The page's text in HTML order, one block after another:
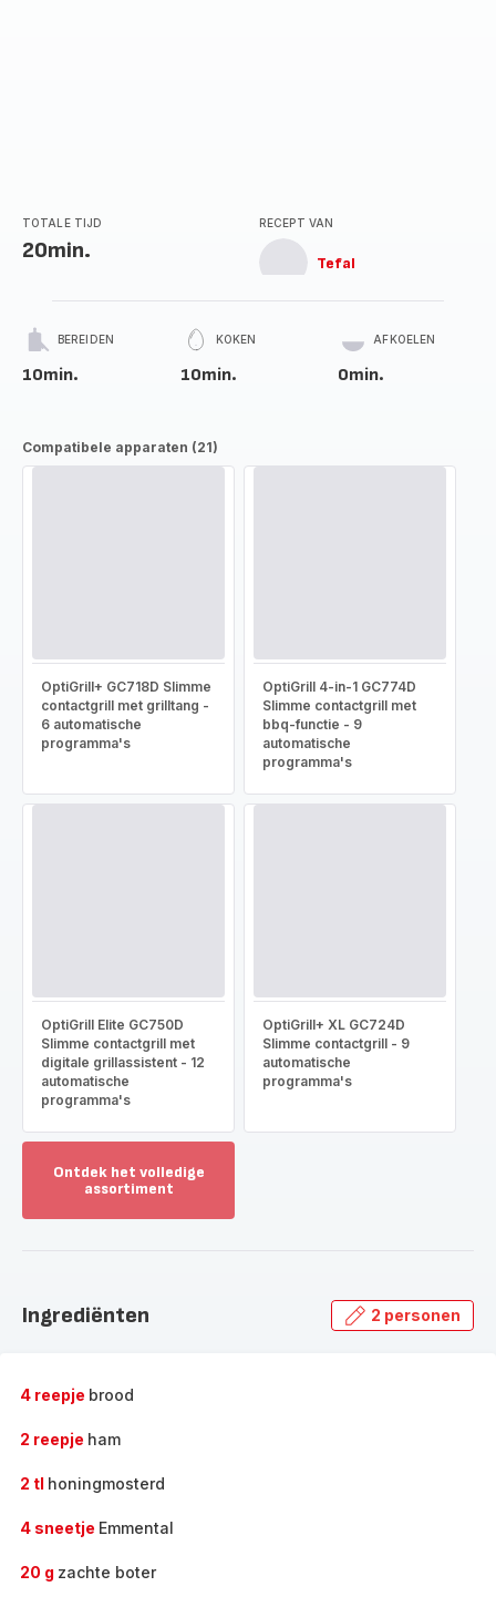
TOTALE TIJD
20min.
RECEPT VAN
Tefal
BEREIDEN
10min.
KOKEN
10min.
AFKOELEN
0min.
Compatibele apparaten (21)
OptiGrill+ GC718D Slimme
contactgrill met grilltang -
6 automatische
programma's
OptiGrill 4-in-1 GC774D
Slimme contactgrill met
bbq-functie - 9
automatische
programma's
OptiGrill Elite GC750D
Slimme contactgrill met
digitale grillassistent - 12
automatische
programma's
OptiGrill+ XL GC724D
Slimme contactgrill - 9
automatische
programma's
Ontdek het volledige
assortiment
volledige
Ingrediënten 2 personen
4 reepje brood
2 reepje ham
2 tl honingmosterd
4 sneetje Emmental
20 g zachte boter